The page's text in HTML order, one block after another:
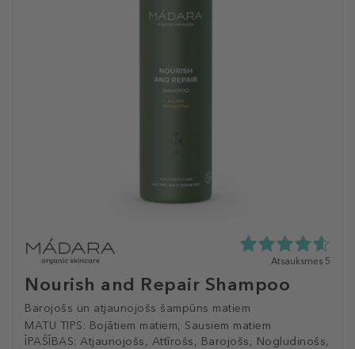
Nourish and Repair Shampoo
Barojošs un atjaunojošs šampūns matiem
MATU TIPS: Bojātiem matiem, Sausiem matiem
ĪPAŠĪBAS: Atjaunojošs, Attīrošs, Barojošs, Nogludinošs,
4.6
no
atsauksmēm
Atsauksmes 5